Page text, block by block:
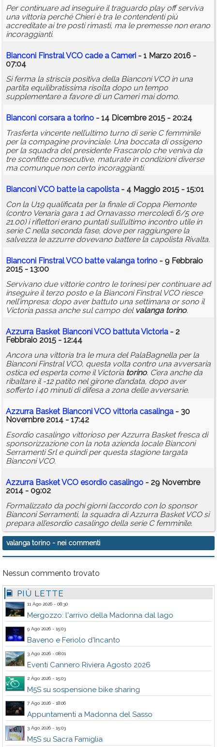
Per continuare ad inseguire il traguardo play off serviva
una vittoria perché Chieri è tra le contendenti più
accreditate ai tre posti rimasti, ma le premesse non erano
incoraggianti.
Bianconi Finstral VCO cade a Cameri - 1 Marzo 2016 -
07:04
Si ferma la striscia positiva della Bianconi VCO in una
partita equilibratissima risolta dopo un tempo
supplementare a favore di un Cameri mai domo.
Bianconi corsara a torino - 14 Dicembre 2015 - 20:24
Trasferta vincente nell’ultimo turno di serie C femminile
per la compagine provinciale. Una boccata di ossigeno
per la squadra del presidente Frascarolo che veniva da
tre sconfitte consecutive, maturate in condizioni diverse
ma comunque non certo incoraggianti.
Bianconi VCO batte la capolista - 4 Maggio 2015 - 15:01
Con la U19 qualificata per la finale di Coppa Piemonte
(contro Venaria gara 1 ad Ornavasso mercoledì 6/5 ore
21.00) i riflettori erano puntati sull’ultimo incontro utile in
serie C nella seconda fase, dove per raggiungere la
salvezza le azzurre dovevano battere la capolista Rivalta.
Bianconi Finstral VCO battevalanga torino - 9 Febbraio
2015 - 13:00
Servivano due vittorie contro le torinesi per continuare ad
inseguire il terzo posto e la Bianconi Finstral VCO riesce
nell’impresa: dopo aver battuto una settimana or sono il
Victoria passa anche sul campo del valanga torino.
Azzurra Basket Bianconi VCO battuta Victoria - 2
Febbraio 2015 - 12:44
Ancora una vittoria tra le mura del PalaBagnella per la
Bianconi Finstral VCO, questa volta contro una avversaria
ostica ed esperta come il Victoria torino. C’era anche da
ribaltare il -12 patito nel girone d’andata, dopo aver
sofferto i 40 minuti di difesa a zona delle avversarie.
Azzurra Basket Bianconi VCO vittoria casalinga - 30
Novembre 2014 - 17:42
Esordio casalingo vittorioso per Azzurra Basket fresca di
sponsorizzazione con la nota azienda locale Bianconi
Serramenti Srl e quindi per questa stagione targata
Bianconi VCO.
Azzurra Basket VCO esordio casalingo - 29 Novembre
2014 - 09:02
Formalizzato da pochi giorni l’accordo con lo sponsor
Bianconi Serramenti, la squadra di Azzurra Basket VCO si
prepara all’esordio casalingo della serie C femminile.
valanga torino - nei commenti
Nessun commento trovato
PIÙ LETTE
11 Ago 2026 - 08:30
Mergozzo: l'arrivo della Madonna dal lago
9 Ago 2026 - 15:03
Baveno e Feriolo d'Incanto
3 Ago 2026 - 08:01
Eventi Cannero Riviera Agosto 2026
2 Ago 2026 - 15:03
M5S su sospensione bike sharing
7 Ago 2026 - 18:06
Appuntamenti a Madonna del Sasso
3 Ago 2026 - 15:03
M5S su Sacra Famiglia